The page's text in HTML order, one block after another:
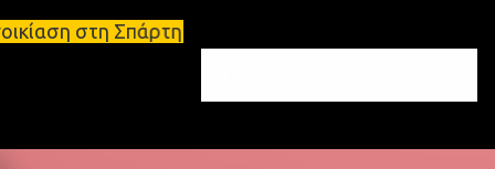
Ενοικιάσεις διαμερισμάτων Σπάρτη και